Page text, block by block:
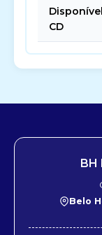
CD
BH
Belo